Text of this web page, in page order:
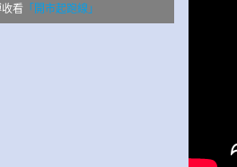
看 「開市起跑線」